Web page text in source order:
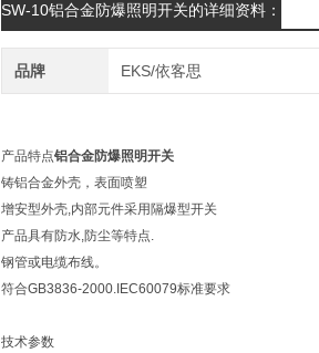
SW-10铝合金防爆照明开关的详细资料：
品牌 EKS/依客思
产品特点铝合金防爆照明开关
铸铝合金外壳，表面喷塑
增安型外壳,内部元件采用隔爆型开关
产品具有防水,防尘等特点.
钢管或电缆布线。
符合GB3836-2000.IEC60079标准要求
技术参数